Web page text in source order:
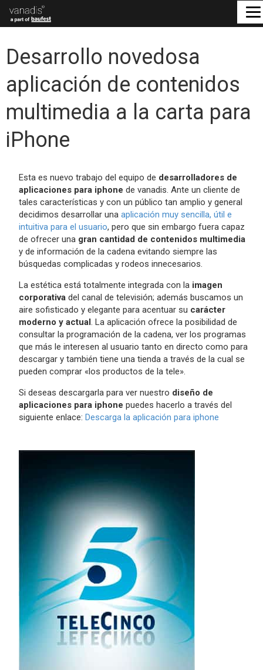
Desarrollo novedosa
aplicación de contenidos
multimedia a la carta para
iPhone
Esta es nuevo trabajo del equipo de desarrolladores de
aplicaciones para iphone de vanadis. Ante un cliente de
tales características y con un público tan amplio y general
decidimos desarrollar una aplicación muy sencilla, útil e
intuitiva para el usuario, pero que sin embargo fuera capaz
de ofrecer una gran cantidad de contenidos multimedia
y de información de la cadena evitando siempre las
búsquedas complicadas y rodeos innecesarios.
La estética está totalmente integrada con la imagen
corporativadel canal de televisión; además buscamos un
aire sofisticado y elegante para acentuar su carácter
moderno y actual. La aplicación ofrece la posibilidad de
consultar la programación de la cadena, ver los programas
que más le interesen al usuario tanto en directo como para
descargar y también tiene una tienda a través de la cual se
pueden comprar «los productos de la tele».
Si deseas descargarla para ver nuestro diseño de
aplicaciones para iphone puedes hacerlo a través del
siguiente enlace: Descarga la aplicación para iphone